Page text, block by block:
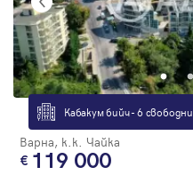
Кабакум бийч - 6 свободни
Варна, к.к. Чайка
119 000